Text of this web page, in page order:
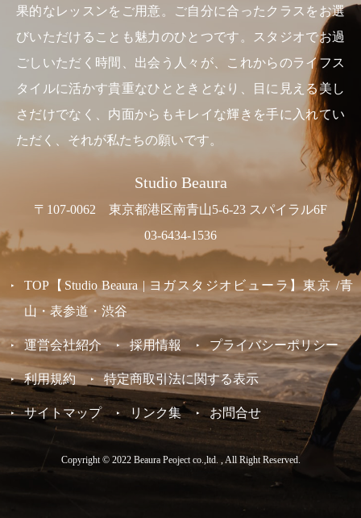
果的なレッスンをご用意。ご自分に合ったクラスをお選
びいただけることも魅力のひとつです。スタジオでお過
ごしいただく時間、出会う人々が、これからのライフス
タイルに活かす貴重なひとときとなり、目に見える美し
さだけでなく、内面からもキレイな輝きを手に入れてい
ただく、それが私たちの願いです。
Studio Beaura
〒107-0062 東京都港区南青山5-6-23 スパイラル6F
03-6434-1536
TOP【Studio Beaura | ヨガスタジオビューラ】東京 /青
山・表参道・渋谷
運営会社紹介 採用情報 プライバシーポリシー
利用規約 特定商取引法に関する表示
サイトマップ リンク集 お問合せ
Copyright © 2022 Beaura Peoject co.,ltd. , All Right Reserved.